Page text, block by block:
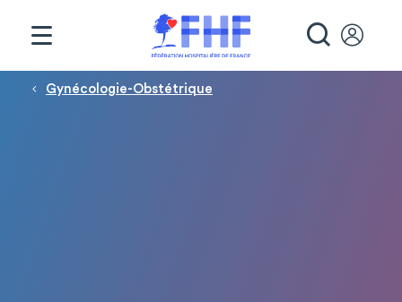
Fil d'Ariane
Gynécologie-Obstétrique
Panneau de gestion des cookies